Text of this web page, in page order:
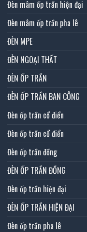
Đèn mâm ốp trần hiện đại
Đèn mâm ốp trần pha lê
ĐÈN MPE
ĐÈN NGOẠI THẤT
ĐÈN ỐP TRẦN
ĐÈN ỐP TRẦN BAN CÔNG
Đèn ốp trần cổ điển
Đèn ốp trần cổ điển
Đèn ốp trần đồng
ĐÈN ỐP TRẦN ĐỒNG
Đèn ốp trần hiện đại
ĐÈN ỐP TRẦN HIỆN ĐẠI
Đèn ốp trần pha lê